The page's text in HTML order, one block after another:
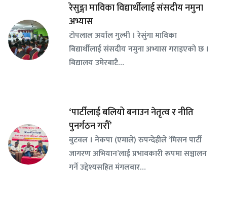
रेसुङ्गा माविका विद्यार्थीलाई संसदीय नमुना
अभ्यास
टोपलाल अर्याल गुल्मी । रेसुंगा माविका
बिद्यार्थीलाई संसदीय नमुना अभ्यास गराइएको छ ।
बिद्यालय उमेरबाटै…
‘पार्टीलाई बलियो बनाउन नेतृत्व र नीति
पुनर्गठन गरौँ’
बुटवल । नेकपा (एमाले) रुपन्देहीले ‘मिसन पार्टी
जागरण अभियान’लाई प्रभावकारी रूपमा सञ्चालन
गर्ने उद्देश्यसहित मंगलबार…